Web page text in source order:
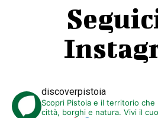
discoverpistoia
Scopri Pistoia e il territorio che
città, borghi e natura. Vivi il